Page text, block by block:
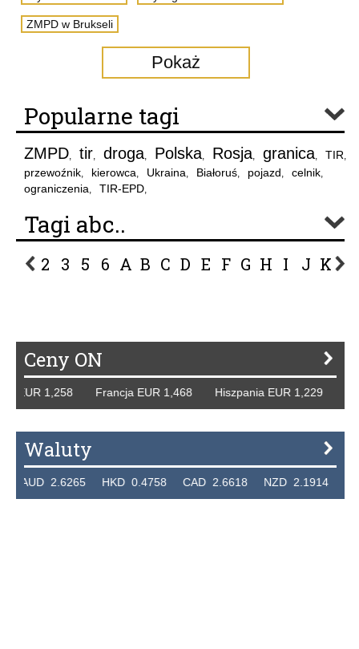
ZMPD w Brukseli
Pokaż
Popularne tagi
ZMPD, tir, droga, Polska, Rosja, granica, TIR,
przewoźnik, kierowca, Ukraina, Białoruś, pojazd, celnik,
ograniczenia, TIR-EPD,
Tagi abc..
2 3 5 6 A B C D E F G H I J K L
Ceny ON
1,258 Francja EUR 1,468 Hiszpania EUR 1,229 WB
Waluty
2.6265 HKD 0.4758 CAD 2.6618 NZD 2.1914